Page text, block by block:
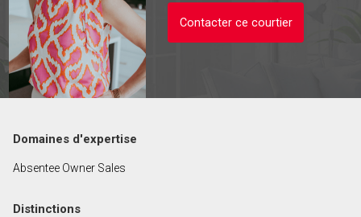
Contacter ce courtier
Nom
Domaines d'expertise
Absentee Owner Sales
Distinctions